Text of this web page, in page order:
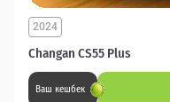
Changan CS55 Plus
2024
Ваш кешбек